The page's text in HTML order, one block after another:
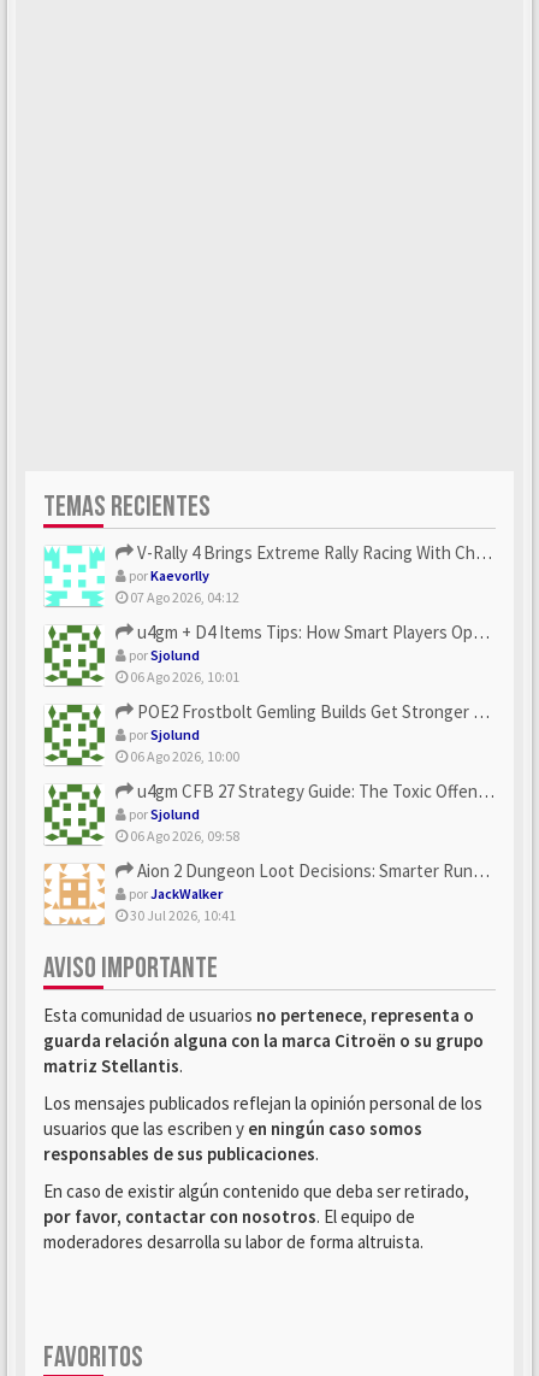
TEMAS RECIENTES
V-Rally 4 Brings Extreme Rally Racing With Challenging Track...
porKaevorlly
07 Ago 2026, 04:12
u4gm + D4 Items Tips: How Smart Players Optimize Gear, Build...
porSjolund
06 Ago 2026, 10:01
POE2 Frostbolt Gemling Builds Get Stronger With u4gm’s Ice C...
porSjolund
06 Ago 2026, 10:00
u4gm CFB 27 Strategy Guide: The Toxic Offensive Scheme Your ...
porSjolund
06 Ago 2026, 09:58
Aion 2 Dungeon Loot Decisions: Smarter Runs With U4N
porJackWalker
30 Jul 2026, 10:41
AVISO IMPORTANTE
Esta comunidad de usuarios no pertenece, representa o
guarda relación alguna con la marca Citroën o su grupo
matriz Stellantis.
Los mensajes publicados reflejan la opinión personal de los
usuarios que las escriben y en ningún caso somos
responsables de sus publicaciones.
En caso de existir algún contenido que deba ser retirado,
por favor, contactar con nosotros. El equipo de
moderadores desarrolla su labor de forma altruista.
FAVORITOS